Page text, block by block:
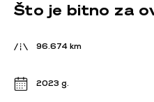
Što je bitno za
96.674 km
2023 g.